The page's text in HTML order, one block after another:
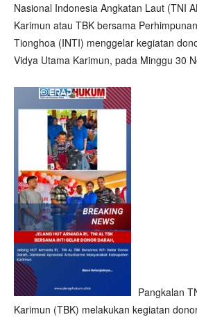
Nasional Indonesia Angkatan Laut (TNI
Karimun atau TBK bersama
Tionghoa (INTI) menggelar kegiatan
Vidya Utama Karimun, pada Minggu 30
Pangkalan
Karimun (TBK) melakukan kegiatan